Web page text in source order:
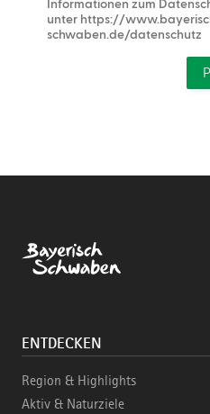
Informationen zum
unter https://
schwaben.de/datenschutz
ENTDECKEN
Region & Highlights
Aktiv & Naturziele